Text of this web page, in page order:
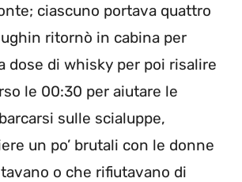
ciascuno portava quattro
ritornò in cabina per
dose di whisky per poi risalire
le 00:30 per aiutare le
sulle scialuppe,
un po’ brutali con le donne
o che rifiutavano di